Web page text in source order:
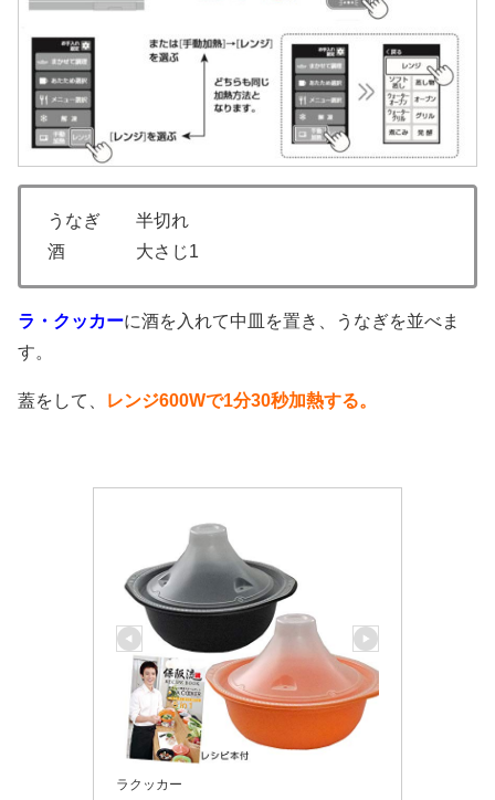
うなぎ 半切れ
酒 大さじ1
ラ・クッカーに酒を入れて中皿を置き、うなぎを並べま
す。
蓋をして、 レンジ600Wで1分30秒加熱する。
ラクッカー